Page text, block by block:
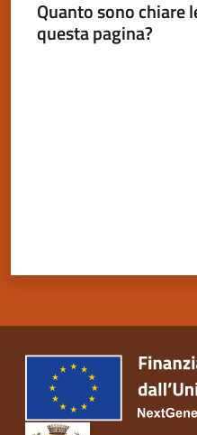
su
Quanto sono chiare
questa pagina?